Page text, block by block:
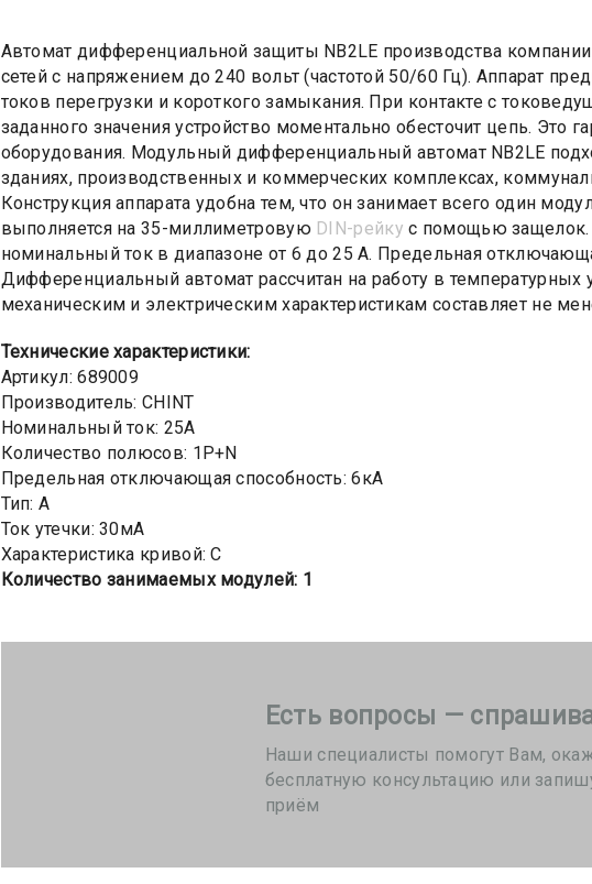
Автомат дифференциальной защиты NB2LE производства
сетей с напряжением до 240 вольт (частотой 50/60 Гц). Аппарат
токов перегрузки и короткого замыкания. При контакте с
заданного значения устройство моментально обесточит цепь. Это
оборудования. Модульный дифференциальный автомат NB2LE
зданиях, производственных и коммерческих комплексах,
Конструкция аппарата удобна тем, что он занимает всего один
выполняется на 35-миллиметровую DIN-рейку с помощью защелок.
номинальный ток в диапазоне от 6 до 25 A. Предельная
Дифференциальный автомат рассчитан на работу в температурных
механическим и электрическим характеристикам составляет не
Технические характеристики:
Артикул: 689009
Производитель: CHINT
Номинальный ток: 25А
Количество полюсов: 1P+N
Предельная отключающая способность: 6кА
Тип: A
Ток утечки: 30мА
Характеристика кривой: C
Количество занимаемых модулей: 1
Есть вопросы —
Наши специалисты помогут Вам,
бесплатную консультацию или
приём